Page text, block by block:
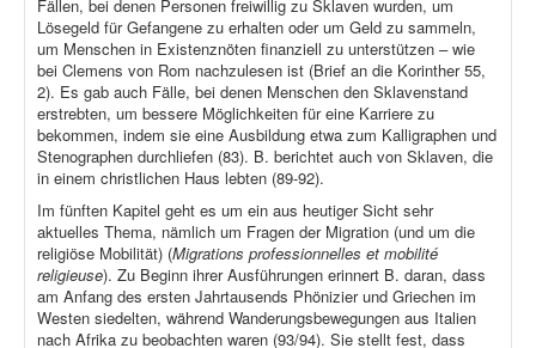
Fällen, bei denen Personen freiwillig zu Sklaven wurden, um
Lösegeld für Gefangene zu erhalten oder um Geld zu sammeln,
um Menschen in Existenznöten finanziell zu unterstützen – wie
bei Clemens von Rom nachzulesen ist (Brief an die Korinther 55,
2). Es gab auch Fälle, bei denen Menschen den Sklavenstand
erstrebten, um bessere Möglichkeiten für eine Karriere zu
bekommen, indem sie eine Ausbildung etwa zum Kalligraphen und
Stenographen durchliefen (83). B. berichtet auch von Sklaven, die
in einem christlichen Haus lebten (89-92).
Im fünften Kapitel geht es um ein aus heutiger Sicht sehr
aktuelles Thema, nämlich um Fragen der Migration (und um die
religiöse Mobilität) (Migrations professionnelles et mobilité
religieuse). Zu Beginn ihrer Ausführungen erinnert B. daran, dass
am Anfang des ersten Jahrtausends Phönizier und Griechen im
Westen siedelten, während Wanderungsbewegungen aus Italien
nach Afrika zu beobachten waren (93/94). Sie stellt fest, dass